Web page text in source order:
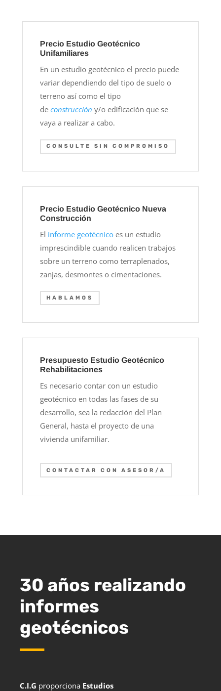
Precio Estudio Geotécnico
Unifamiliares
En un estudio geotécnico el precio puede
variar dependiendo del tipo de suelo o
terreno así como el tipo
de construcción y/o edificación que se
vaya a realizar a cabo.
CONSULTE SIN COMPROMISO
Precio Estudio Geotécnico Nueva
Construcción
El informe geotécnicoes un estudio
imprescindible cuando realicen trabajos
sobre un terreno como terraplenados,
zanjas, desmontes o cimentaciones.
HABLAMOS
Presupuesto Estudio Geotécnico
Rehabilitaciones
Es necesario contar con un estudio
geotécnico en todas las fases de su
desarrollo, sea la redacción del Plan
General, hasta el proyecto de una
vivienda unifamiliar.
CONTACTAR CON ASESOR/A
30 años realizando
informes
geotécnicos
C.I.G proporciona Estudios